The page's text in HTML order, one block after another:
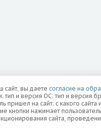
сайт, вы даете согласие на
и версия ОС; тип и версия
пришел на сайт; с какого
кнопки нажимает
сайта,